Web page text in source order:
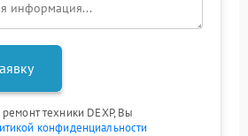
техники DEXP, Вы
конфиденциальности